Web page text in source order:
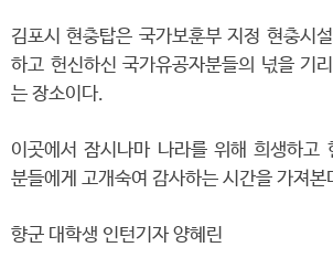
김포시 현충탑은 국가보훈부 지정 현충시
하고 헌신하신 국가유공자분들의 넋을 기
는 장소이다.
이곳에서 잠시나마 나라를 위해 희생하고
분들에게 고개숙여 감사하는 시간을 가져
향군 대학생 인턴기자 양혜린